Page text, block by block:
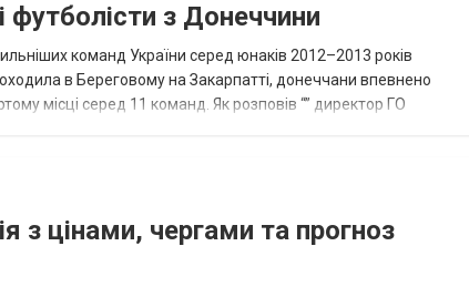
футболісти з Донеччини
команд України серед юнаків 2012–2013 років
в Береговому на Закарпатті, донеччани впевнено
місці серед 11 команд. Як розповів “” директор ГО
з цінами, чергами та прогноз